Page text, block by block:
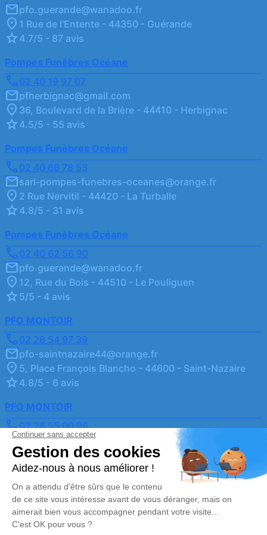
pfo.guerande@wanadoo.fr
1 Rue de l'Entente - 44350 - Guérande
4.7/5 - 87 avis
Pompes Funèbres Océane
02 40 19 97 07
pfherbignac@gmail.com
36, Boulevard de la Brière - 44410 - Herbignac
4.5/5 - 55 avis
Pompes Funèbres Océane
02 40 66 78 53
sarl-pompes-funebres-oceanes@orange.fr
2 Rue Nervitil - 44420 - La Turballe
4.8/5 - 31 avis
Pompes Funèbres Océane
02 40 62 56 90
pfo.guerande@wanadoo.fr
12, Rue du Bois - 44510 - Le Pouliguen
5/5 - 4 avis
PFO MONTOIR
02 28 54 97 39
pfo-saintnazaire44@orange.fr
5, Place François Blancho - 44600 - Saint-Nazaire
4.8/5 - 6 avis
PFO MONTOIR
02 28 55 00 96
pfo-montoir@orange.fr
9 Rue Jules Verne - 44550 - Montoir-de-Bretagne
4.8/5 - 72 avis
Nos Services
Organiser des obsèques2
Monuments funéraires
Liens utiles
Avis de décès
Demande de rendez-vous